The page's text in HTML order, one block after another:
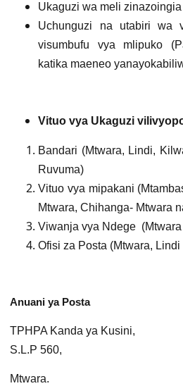
Ukaguzi wa meli
Uchunguzi na utabiri wa
visumbufu vya mlipuko
katika maeneo
Vituo vya Ukaguzi
Bandari (Mtwara, Lindi,
Ruvuma)
Vituo vya mipakani
Mtwara, Chihanga- Mtwara
Viwanja vya Ndege
Ofisi za Posta (Mtwara,
Anuani ya Posta
TPHPA Kanda ya Kusini,
S.L.P 560,
Mtwara.